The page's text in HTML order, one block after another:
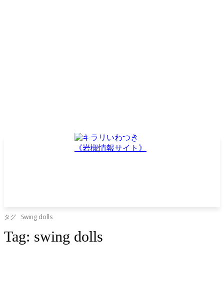
タグ Swing dolls
Tag: swing dolls